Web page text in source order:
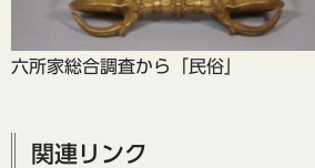
六所家総合調査から「民俗」
関連リンク